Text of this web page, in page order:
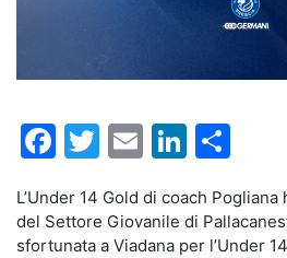
Facebook
Twitter
Email
L’Under 14 Gold di coach
del Settore Giovanile di
sfortunata a Viadana per l’Under